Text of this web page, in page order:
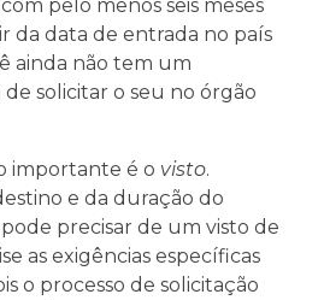
pelo menos seis meses
da data de entrada no país
ainda não tem um
de solicitar o seu no órgão
importante é o visto.
e da duração do
precisar de um visto de
as exigências específicas
o processo de solicitação